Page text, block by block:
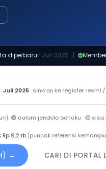
diperbarui: Juli 2025 |
Juli 2025· sinkron ke register resmi /
🟢 dalam jendela berlaku · 🟡 sisa
9,2 rb (puncak referensi
→ CARI DI